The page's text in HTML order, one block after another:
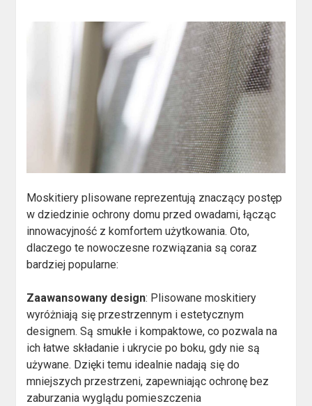
Moskitiery plisowane reprezentują znaczący postęp
w dziedzinie ochrony domu przed owadami, łącząc
innowacyjność z komfortem użytkowania. Oto,
dlaczego te nowoczesne rozwiązania są coraz
bardziej popularne:
Zaawansowany design: Plisowane moskitiery
wyróżniają się przestrzennym i estetycznym
designem. Są smukłe i kompaktowe, co pozwala na
ich łatwe składanie i ukrycie po boku, gdy nie są
używane. Dzięki temu idealnie nadają się do
mniejszych przestrzeni, zapewniając ochronę bez
zaburzania wyglądu pomieszczenia​